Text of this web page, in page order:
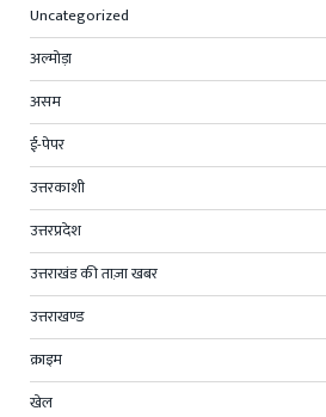
Uncategorized
अल्मोड़ा
असम
ई-पेपर
उत्तरकाशी
उत्तरप्रदेश
उत्तराखंड की ताज़ा खबर
उत्तराखण्ड
क्राइम
खेल